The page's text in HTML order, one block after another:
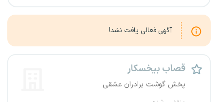
آگهی فعالی یافت نشد!
قصاب بیخسکار
پخش گوشت برادران عشقی